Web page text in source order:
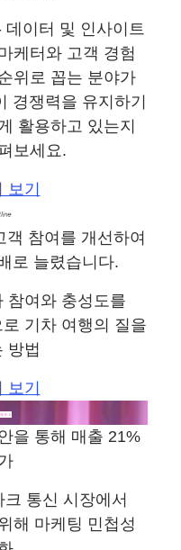
이터 및 인사이트
케터와 고객 경험
위로 꼽는 분야가
경쟁력을 유지하기
활용하고 있는지
보세요.
보기
객 참여를 개선하여
로 늘렸습니다.
참여와 충성도를
기차 여행의 질을
방법
보기
을 통해 매출 21%
통신 시장에서
해 마케팅 민첩성